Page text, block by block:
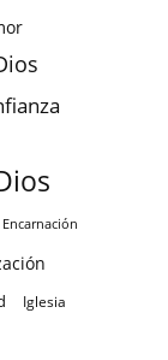
Encarnación
Iglesia